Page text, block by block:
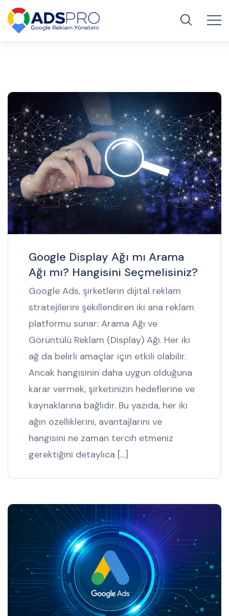
Google Display Ağı mı Arama
Ağı mı? Hangisini Seçmelisiniz?
Google Ads, şirketlerin dijital reklam
stratejilerini şekillendiren iki ana reklam
platformu sunar: Arama Ağı ve
Görüntülü Reklam (Display) Ağı. Her iki
ağ da belirli amaçlar için etkili olabilir.
Ancak hangisinin daha uygun olduğuna
karar vermek, şirketinizin hedeflerine ve
kaynaklarına bağlıdır. Bu yazıda, her iki
ağın özelliklerini, avantajlarını ve
hangisini ne zaman tercih etmeniz
gerektiğini detaylıca […]